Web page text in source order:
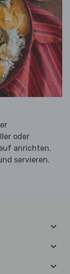
oder
anrichten.
servieren.